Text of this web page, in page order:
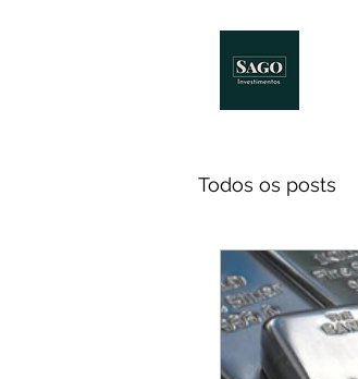
Todos os posts
Notícias
Investidores